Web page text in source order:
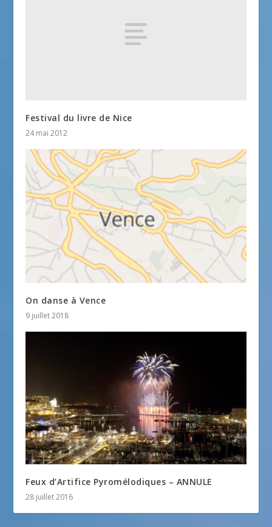
Festival du livre de Nice
24 mai 2012
On danse à Vence
9 juillet 2018
Feux d’Artifice Pyromélodiques – ANNULE
28 juillet 2016